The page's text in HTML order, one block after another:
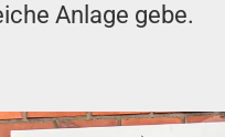
Anlage gebe.